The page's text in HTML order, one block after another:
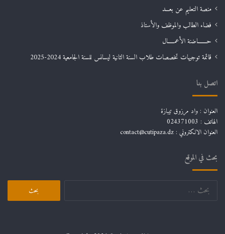
منصة التعليم عن بعـــد
فضاء الطالب والموظف والأستاذ
حـــــــاضنة الأعمـــــال
قائمة توجيهات تخصصات طلاب السنة الثانية ليسانس للسنة الجامعية 2024-2025
اتصل بنا
العنوان : واد مرزوق تيبازة
الهاتف : 024371003
العنوان الالكتروني : contact@cutipaza.dz
بحث في الموقع
البحث